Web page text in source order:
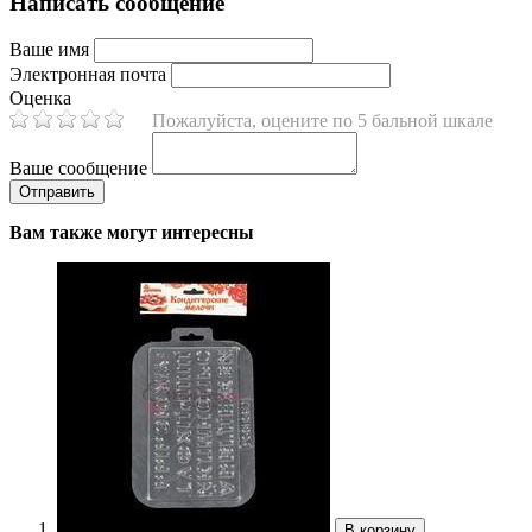
Ваше имя
Электронная почта
Оценка
Пожалуйста, оцените по 5 бальной шкале
Ваше сообщение
Вам также могут интересны